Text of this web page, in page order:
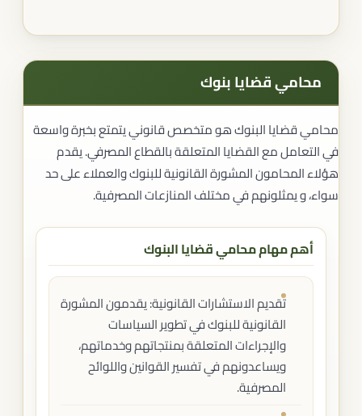
محامي قضايا بنوك​
محامي قضايا البنوك هو متخصص قانوني يتمتع بخبرة واسعة
في التعامل مع القضايا المتعلقة بالقطاع المصرفي. يقدم
هؤلاء المحامون المشورة القانونية للبنوك والعملاء على حد
سواء، و يمثلونهم في مختلف المنازعات المصرفية.
أهم مهام محامي قضايا البنوك
تقديم الاستشارات القانونية: يقدمون المشورة
القانونية للبنوك في تطوير السياسات
والإجراءات المتعلقة بمنتجاتهم وخدماتهم،
ويساعدونهم في تفسير القوانين واللوائح
المصرفية.